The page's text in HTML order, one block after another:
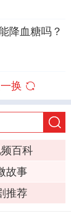
降血糖吗？
换
百科
故事
推荐